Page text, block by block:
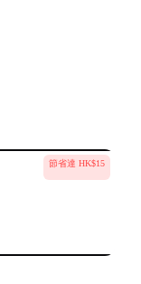
節省達 HK$15